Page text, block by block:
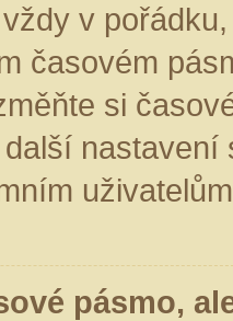
v
časovém
si
pásmo,